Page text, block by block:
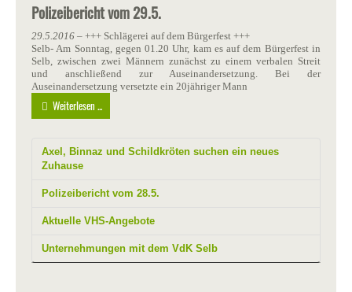
Polizeibericht vom 29.5.
29.5.2016 – +++ Schlägerei auf dem Bürgerfest +++
Selb- Am Sonntag, gegen 01.20 Uhr, kam es auf dem Bürgerfest in
Selb, zwischen zwei Männern zunächst zu einem verbalen Streit
und anschließend zur Auseinandersetzung. Bei der
Auseinandersetzung versetzte ein 20jähriger Mann
Weiterlesen ...
Axel, Binnaz und Schildkröten suchen ein neues
Zuhause
Polizeibericht vom 28.5.
Aktuelle VHS-Angebote
Unternehmungen mit dem VdK Selb